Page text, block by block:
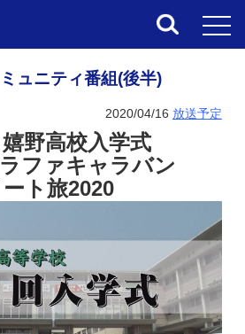
ュニティ番組(後半)
2020/04/16 放送予定
野高校入学式
ャラバン
ト旅2020